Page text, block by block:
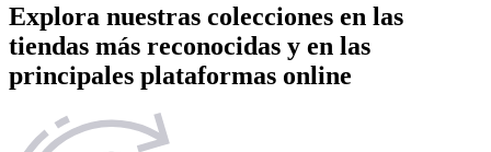
Explora nuestras colecciones en las
tiendas más reconocidas y en las
principales plataformas online